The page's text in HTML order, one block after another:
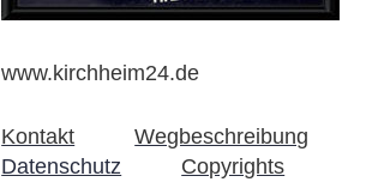
www.kirchheim24.de
Kontakt Wegbeschreibung
Datenschutz
Copyrights